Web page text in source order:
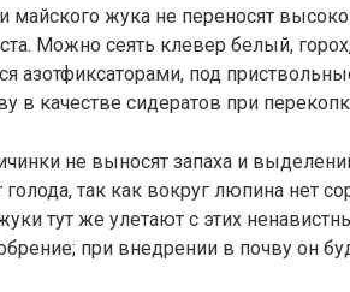
майского жука не переносят
Можно сеять клевер белый,
азотфиксаторами, под
в качестве сидератов при
не выносят запаха и
так как вокруг люпина нет
тут же улетают с этих
при внедрении в почву он